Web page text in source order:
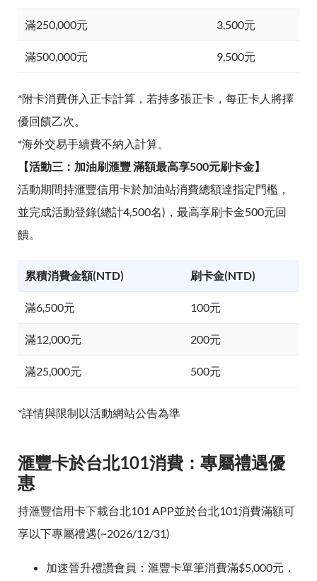
滿250,000元 3,500元
滿500,000元 9,500元
*附卡消費併入正卡計算，若持多張正卡，每正卡人將擇
優回饋乙次。
*海外交易手續費不納入計算。
【活動三：加油刷滙豐 滿額最高享500元刷卡金】
活動期間持滙豐信用卡於加油站消費總額達指定門檻，
並完成活動登錄(總計4,500名)，最高享刷卡金500元回
饋。
累積消費金額(NTD) 刷卡金(NTD)
滿6,500元 100元
滿12,000元 200元
滿25,000元 500元
*詳情與限制以活動網站公告為準
滙豐卡於台北101消費：專屬禮遇優
惠
持滙豐信用卡下載台北101 APP並於台北101消費滿額可
享以下專屬禮遇(~2026/12/31)
加速晉升禮讚會員：滙豐卡單筆消費滿$5,000元，